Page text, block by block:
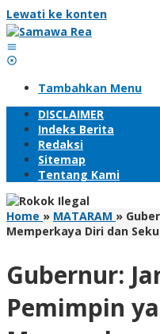
Lewati ke konten
Tambahkan Menu
DISCLAIMER
Indeks Berita
Redaksi
Sitemap
Tentang Kami
Home » MATARAM »
Memperkaya Diri dan
Gubernur:
Pemimpin